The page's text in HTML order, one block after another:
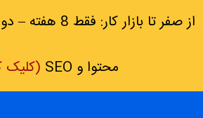
از صفر تا بازار
محتوا و SEO (کلیک